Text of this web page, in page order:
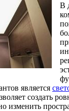
В
является
создать
изменить